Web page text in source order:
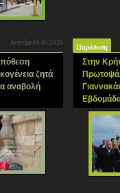
Δευτέρα 04.05.2026
ζητά
αναβολή
Παράδοση
Στην